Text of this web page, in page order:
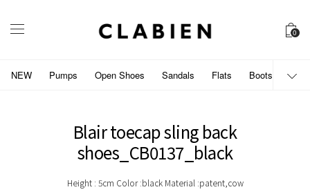
0
NEW Pumps Open Shoes Sandals Flats Boots 개
Blair toecap sling back
shoes_CB0137_black
Height : 5cm Color :black Material :patent,cow